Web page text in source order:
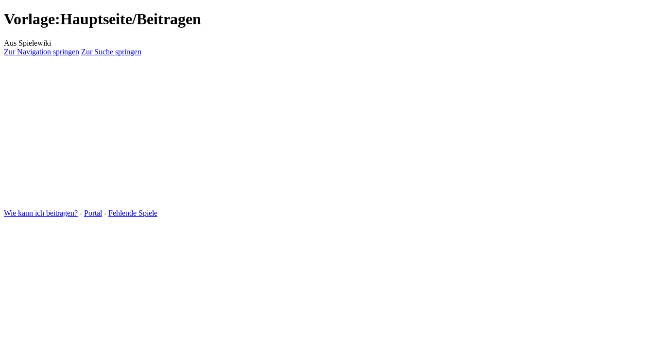
Vorlage:Hauptseite/Beitragen
Aus Spielewiki
Zur Navigation springen Zur Suche springen
Wie kann ich beitragen? - Portal - Fehlende Spiele